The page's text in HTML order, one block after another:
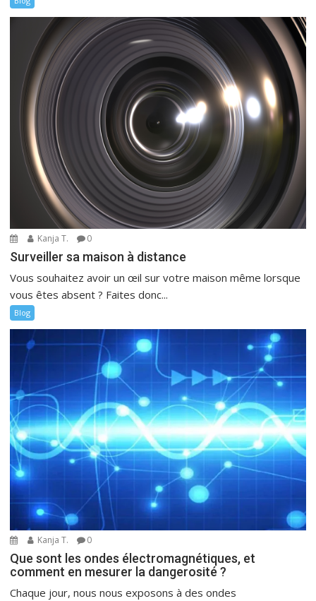
Kanja T. 0
Surveiller sa maison à distance
Vous souhaitez avoir un œil sur votre maison même lorsque
vous êtes absent ? Faites donc...
Blog
Kanja T. 0
Que sont les ondes électromagnétiques, et
comment en mesurer la dangerosité ?
Chaque jour, nous nous exposons à des ondes